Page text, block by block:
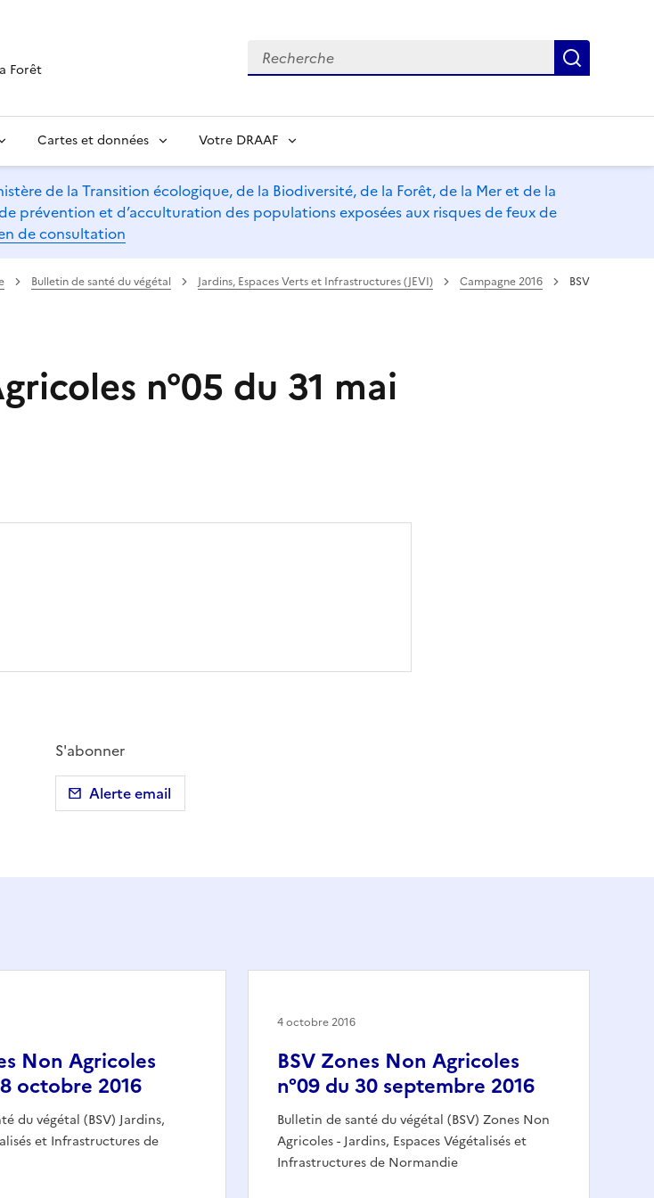
Forêt
Recherche
Cartes et données Votre DRAAF
de la Transition écologique, de la Biodiversité, de la Forêt, de la Mer et de la
prévention et d’acculturation des populations exposées aux risques de feux de
de consultation
Bulletin de santé du végétal Jardins, Espaces Verts et Infrastructures (JEVI) Campagne 2016
BSV
n°05 du 31 mai
le presse-papier
S'abonner
Alerte email
Non Agricoles
octobre 2016
du végétal (BSV) Jardins,
et Infrastructures de
BSV Zones Non Agricoles
n°09 du 30 septembre 2016
Bulletin de santé du végétal (BSV) Zones Non
Agricoles - Jardins, Espaces Végétalisés et
Infrastructures de Normandie
4 octobre 2016